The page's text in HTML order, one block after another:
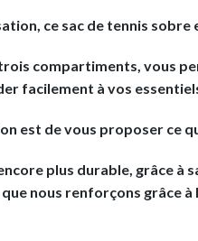
ce sac de tennis
compartiments, vous
facilement à vos
est de vous proposer ce
plus durable, grâce
nous renforçons grâce à